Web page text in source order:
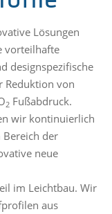
Lösungen
vorteilhafte
designspezifische
Reduktion von
2 Fußabdruck.
wir kontinuierlich
der
neue
im Leichtbau. Wir
aus